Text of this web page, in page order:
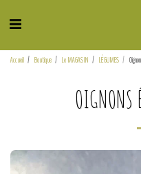
Accueil Boutique Le MAGASIN LÉGUMES
OIGNONS